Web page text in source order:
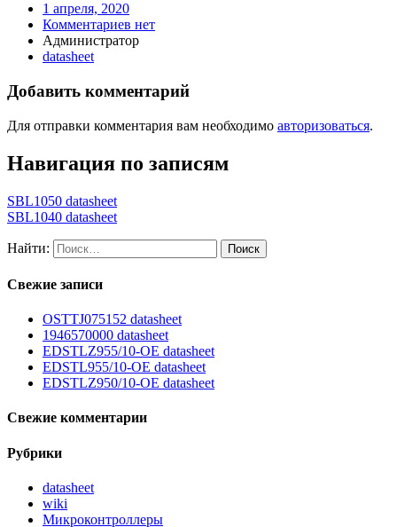
1 апреля, 2020
Комментариев нет
Администратор
datasheet
Добавить комментарий
Для отправки комментария вам необходимо авторизоваться.
Навигация по записям
SBL1050 datasheet
SBL1040 datasheet
Найти:
Свежие записи
OSTTJ075152 datasheet
1946570000 datasheet
EDSTLZ955/10-OE datasheet
EDSTL955/10-OE datasheet
EDSTLZ950/10-OE datasheet
Свежие комментарии
Рубрики
datasheet
wiki
Микроконтроллеры